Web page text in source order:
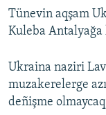
Tünevin aqşam
Kuleba Antalyağa
Ukraina naziri
muzakerelerge
deñişme